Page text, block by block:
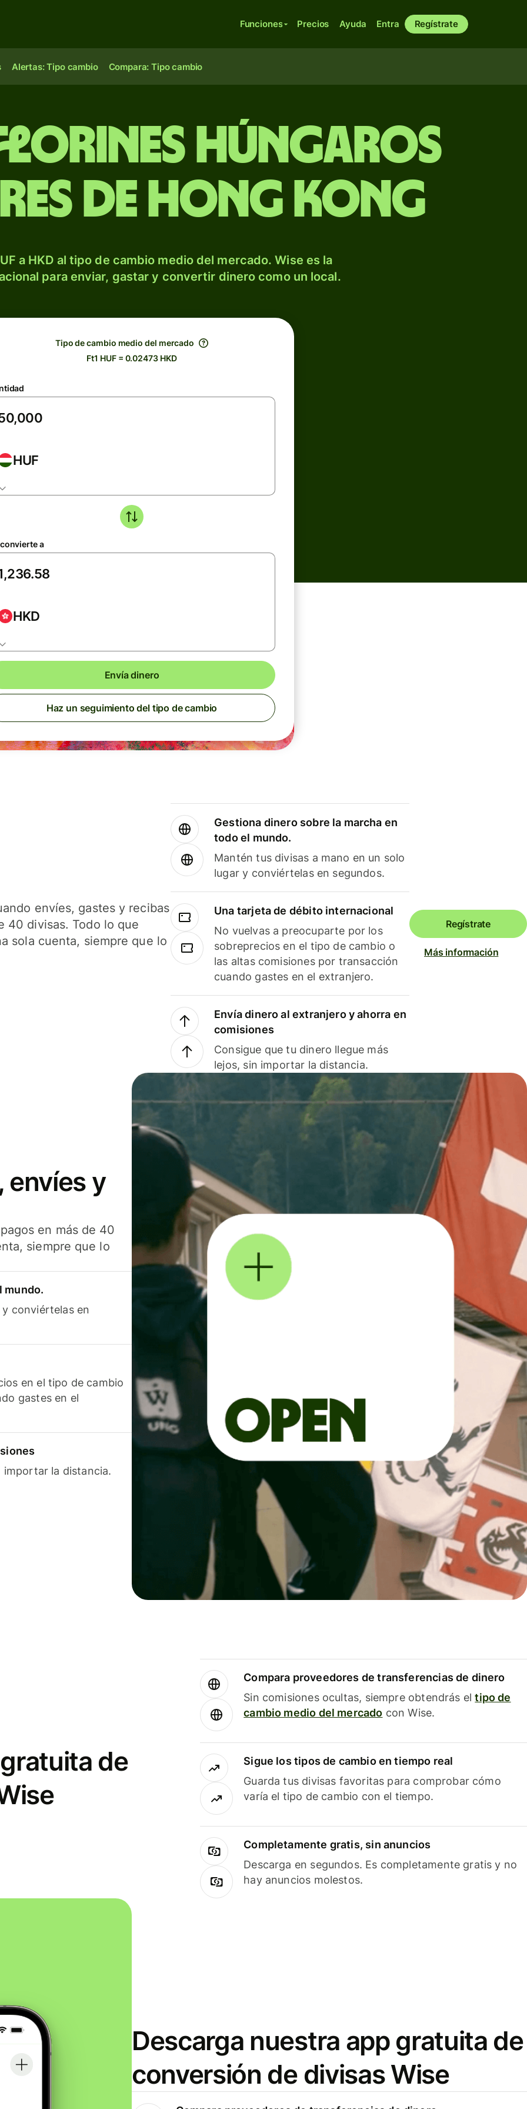
Funciones Precios Ayuda Entra Regístrate
Alertas: Tipo cambio Compara: Tipo cambio
húngaros
de Hong Kong
a HKD al tipo de cambio medio del mercado. Wise es la
para enviar, gastar y convertir dinero como un local.
Tipo de cambio medio del mercado
Ft1 HUF = 0.02473 HKD
HUF
a
HKD
Envía dinero
Haz un seguimiento del tipo de cambio
envíes, gastes y recibas
40 divisas. Todo lo que
sola cuenta, siempre que lo
Gestiona dinero sobre la marcha en
todo el mundo.
Mantén tus divisas a mano en un solo
lugar y conviértelas en segundos.
Una tarjeta de débito internacional
No vuelvas a preocuparte por los
sobreprecios en el tipo de cambio o
las altas comisiones por transacción
cuando gastes en el extranjero.
Envía dinero al extranjero y ahorra en
comisiones
Consigue que tu dinero llegue más
lejos, sin importar la distancia.
Regístrate
Más información
envíes y
en más de 40
siempre que lo
mundo.
conviértelas en
en el tipo de cambio
gastes en el
importar la distancia.
de
Compara proveedores de transferencias de dinero
Sin comisiones ocultas, siempre obtendrás eltipo de
cambio medio del mercado con Wise.
Sigue los tipos de cambio en tiempo real
Guarda tus divisas favoritas para comprobar cómo
varía el tipo de cambio con el tiempo.
Completamente gratis, sin anuncios
Descarga en segundos. Es completamente gratis y no
hay anuncios molestos.
Descarga nuestra app gratuita de
conversión de divisas Wise